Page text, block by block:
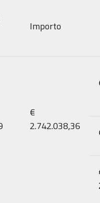
Importo
€
2.742.038,36